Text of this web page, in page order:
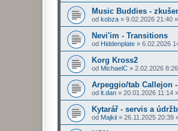
Music Buddies -
od kobza » 9.02.2026 21:40
Nevi'im - Transitions
od Hiddenplate » 6.02.2026
Korg Kross2
od MichaelC » 2.02.2026 8:26
Arpeggio/tab Callejon
od lt.dan » 20.01.2026 11:14
Kytarář - servis a
od Majkii » 26.11.2025 20:39